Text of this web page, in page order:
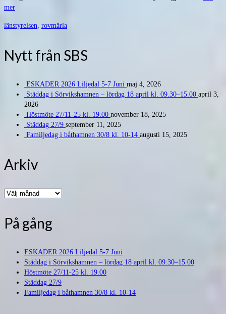
mer
länstyrelsen, rovmärla
Nytt från SBS
ESKADER 2026 Liljedal 5-7 Juni maj 4, 2026
Städdag i Sörvikshamnen – lördag 18 april kl. 09.30–15.00 april 3,
2026
Höstmöte 27/11-25 kl. 19.00 november 18, 2025
Städdag 27/9 september 11, 2025
Familjedag i båthamnen 30/8 kl. 10-14 augusti 15, 2025
Arkiv
Arkiv
På gång
ESKADER 2026 Liljedal 5-7 Juni
Städdag i Sörvikshamnen – lördag 18 april kl. 09.30–15.00
Höstmöte 27/11-25 kl. 19.00
Städdag 27/9
Familjedag i båthamnen 30/8 kl. 10-14